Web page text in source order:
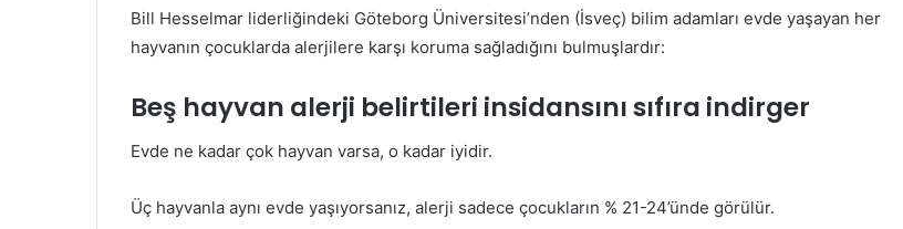
Bill Hesselmar liderliğindeki Göteborg Üniversitesi’nden (İsveç) bilim adamları evde yaşayan her
hayvanın çocuklarda alerjilere karşı koruma sağladığını bulmuşlardır:
Beş hayvan alerji belirtileri insidansını sıfıra indirger
Evde ne kadar çok hayvan varsa, o kadar iyidir.
Üç hayvanla aynı evde yaşıyorsanız, alerji sadece çocukların % 21-24’ünde görülür.